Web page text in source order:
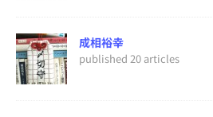
成相裕幸
published 20 articles